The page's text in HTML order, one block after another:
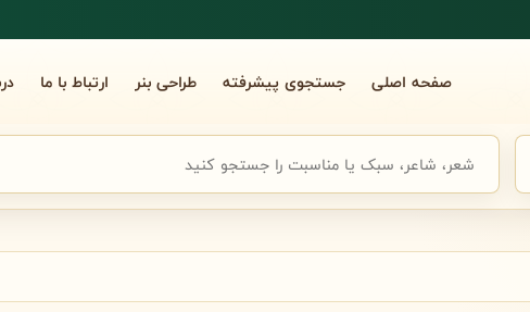
صفحه اصلی جستجوی پیشرفته طراحی بنر ارتباط با ما
جستجوی سریع شعر